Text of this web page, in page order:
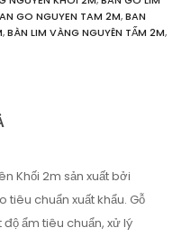
GO NGUYEN TAM 2M,BAN
,BÀN LIM VÀNG NGUYÊN TẤM 2M,
Khối 2m sản xuất bởi
tiêu chuẩn xuất khẩu. Gỗ
ẩm tiêu chuẩn, xử lý